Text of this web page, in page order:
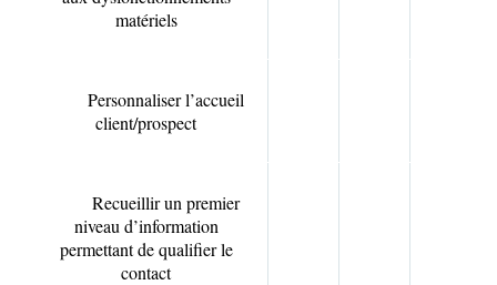
matériels
Personnaliser l’accueil
client/prospect
Recueillir un premier
niveau d’information
permettant de qualifier le
contact